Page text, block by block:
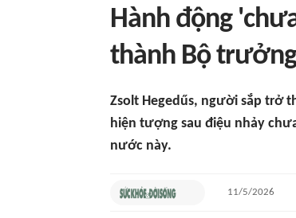
Hành động
thành Bộ
Zsolt Hegedűs, người sắp trở
hiện tượng sau điệu nhảy
nước này.
11/5/2026